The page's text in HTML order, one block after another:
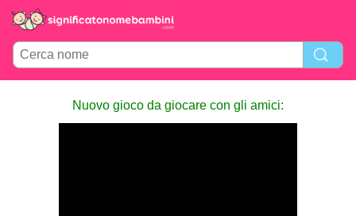
Nuovo gioco da giocare con gli amici: